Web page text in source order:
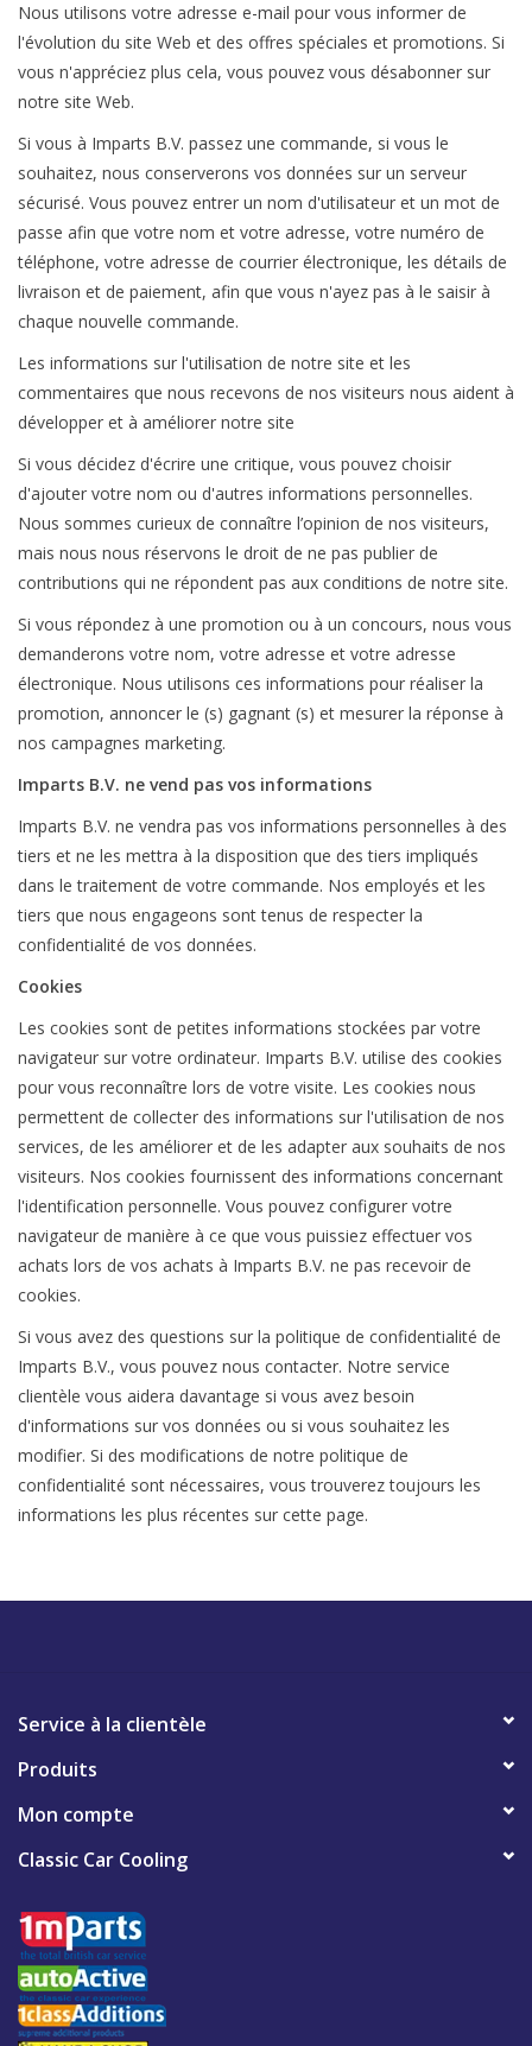
Nous utilisons votre adresse e-mail pour vous informer de
l'évolution du site Web et des offres spéciales et promotions. Si
vous n'appréciez plus cela, vous pouvez vous désabonner sur
notre site Web.
Si vous à Imparts B.V. passez une commande, si vous le
souhaitez, nous conserverons vos données sur un serveur
sécurisé. Vous pouvez entrer un nom d'utilisateur et un mot de
passe afin que votre nom et votre adresse, votre numéro de
téléphone, votre adresse de courrier électronique, les détails de
livraison et de paiement, afin que vous n'ayez pas à le saisir à
chaque nouvelle commande.
Les informations sur l'utilisation de notre site et les
commentaires que nous recevons de nos visiteurs nous aident à
développer et à améliorer notre site
Si vous décidez d'écrire une critique, vous pouvez choisir
d'ajouter votre nom ou d'autres informations personnelles.
Nous sommes curieux de connaître l’opinion de nos visiteurs,
mais nous nous réservons le droit de ne pas publier de
contributions qui ne répondent pas aux conditions de notre site.
Si vous répondez à une promotion ou à un concours, nous vous
demanderons votre nom, votre adresse et votre adresse
électronique. Nous utilisons ces informations pour réaliser la
promotion, annoncer le (s) gagnant (s) et mesurer la réponse à
nos campagnes marketing.
Imparts B.V. ne vend pas vos informations
Imparts B.V. ne vendra pas vos informations personnelles à des
tiers et ne les mettra à la disposition que des tiers impliqués
dans le traitement de votre commande. Nos employés et les
tiers que nous engageons sont tenus de respecter la
confidentialité de vos données.
Cookies
Les cookies sont de petites informations stockées par votre
navigateur sur votre ordinateur. Imparts B.V. utilise des cookies
pour vous reconnaître lors de votre visite. Les cookies nous
permettent de collecter des informations sur l'utilisation de nos
services, de les améliorer et de les adapter aux souhaits de nos
visiteurs. Nos cookies fournissent des informations concernant
l'identification personnelle. Vous pouvez configurer votre
navigateur de manière à ce que vous puissiez effectuer vos
achats lors de vos achats à Imparts B.V. ne pas recevoir de
cookies.
Si vous avez des questions sur la politique de confidentialité de
Imparts B.V., vous pouvez nous contacter. Notre service
clientèle vous aidera davantage si vous avez besoin
d'informations sur vos données ou si vous souhaitez les
modifier. Si des modifications de notre politique de
confidentialité sont nécessaires, vous trouverez toujours les
informations les plus récentes sur cette page.
Service à la clientèle
Produits
Mon compte
Classic Car Cooling